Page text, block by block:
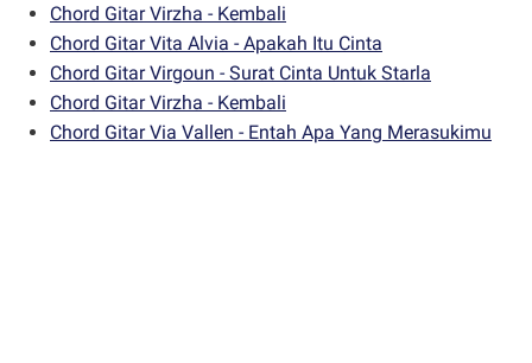
Chord Gitar Virzha - Kembali
Chord Gitar Vita Alvia - Apakah Itu Cinta
Chord Gitar Virgoun - Surat Cinta Untuk Starla
Chord Gitar Virzha - Kembali
Chord Gitar Via Vallen - Entah Apa Yang Merasukimu